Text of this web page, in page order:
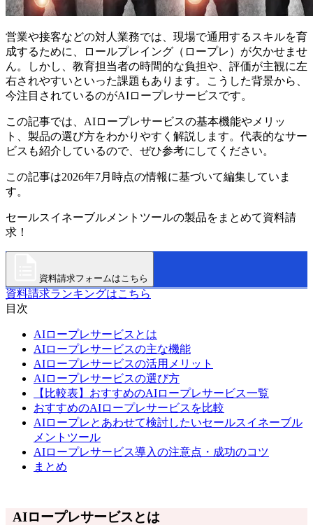
営業や接客などの対人業務では、現場で通用するスキルを育
成するために、ロールプレイング（ロープレ）が欠かせませ
ん。しかし、教育担当者の時間的な負担や、評価が主観に左
右されやすいといった課題もあります。こうした背景から、
今注目されているのがAIロープレサービスです。
この記事では、AIロープレサービスの基本機能やメリッ
ト、製品の選び方をわかりやすく解説します。代表的なサー
ビスも紹介しているので、ぜひ参考にしてください。
この記事は2026年7月時点の情報に基づいて編集していま
す。
セールスイネーブルメントツールの製品をまとめて資料請
求！
資料請求フォームはこちら
資料請求ランキングはこちら
目次
AIロープレサービスとは
AIロープレサービスの主な機能
AIロープレサービスの活用メリット
AIロープレサービスの選び方
【比較表】おすすめのAIロープレサービス一覧
おすすめのAIロープレサービスを比較
AIロープレとあわせて検討したいセールスイネーブル
メントツール
AIロープレサービス導入の注意点・成功のコツ
まとめ
AIロープレサービスとは